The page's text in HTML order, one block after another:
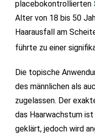
placebokontrollierten
Alter von 18 bis 50
Haarausfall am
führte zu einer
Die topische
des männlichen als
zugelassen. Der
das Haarwachstum
geklärt, jedoch wird